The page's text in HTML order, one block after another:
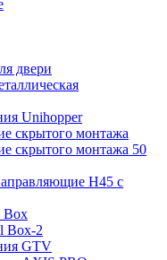
двери
Unihopper
скрытого монтажа
скрытого монтажа 50
H45 с
Box
Box-2
GTV